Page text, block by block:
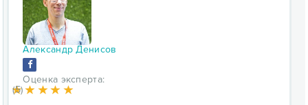
Александр Денисов
Оценка эксперта:
(5)